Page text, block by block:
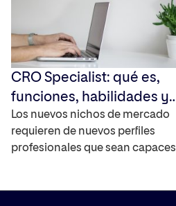
CRO Specialist: qué es,
funciones, habilidades y
cómo convertirte en uno
Los nuevos nichos de mercado
requieren de nuevos perfiles
profesionales que sean capaces